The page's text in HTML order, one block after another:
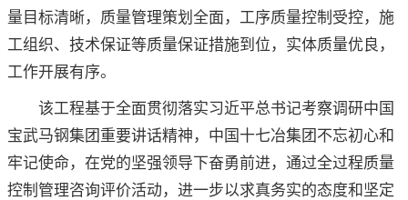
量目标清晰，质量管理策划全面，工序质量控制受控，施
工组织、技术保证等质量保证措施到位，实体质量优良，
工作开展有序。
该工程基于全面贯彻落实习近平总书记考察调研中国
宝武马钢集团重要讲话精神，中国十七冶集团不忘初心和
牢记使命，在党的坚强领导下奋勇前进，通过全过程质量
控制管理咨询评价活动，进一步以求真务实的态度和坚定